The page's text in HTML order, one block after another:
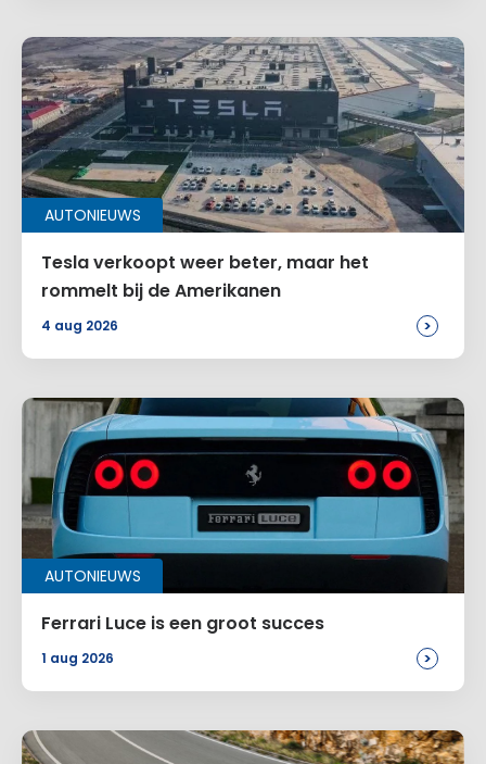
Voeg een reactie toe
Alternative:
AUTONIEUWS
Tesla verkoopt weer beter, maar het
rommelt bij de Amerikanen
4 aug 2026 >
AUTONIEUWS
Ferrari Luce is een groot succes
1 aug 2026 >